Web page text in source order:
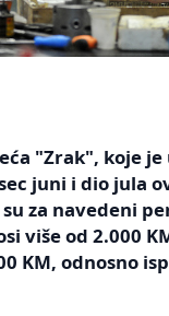
"Zrak", koje
juni i dio jula
za navedeni
više od 2.000
KM, odnosno